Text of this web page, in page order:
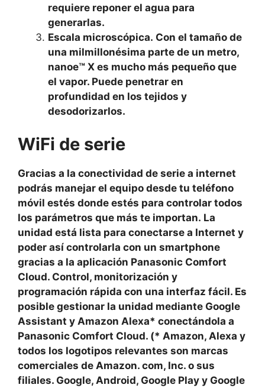
requiere reponer el agua para
generarlas.
Escala microscópica. Con el tamaño de
una milmillonésima parte de un metro,
nanoe™ X es mucho más pequeño que
el vapor. Puede penetrar en
profundidad en los tejidos y
desodorizarlos.
WiFi de serie
Gracias a la conectividad de serie a internet
podrás manejar el equipo desde tu teléfono
móvil estés donde estés para controlar todos
los parámetros que más te importan. La
unidad está lista para conectarse a Internet y
poder así controlarla con un smartphone
gracias a la aplicación Panasonic Comfort
Cloud. Control, monitorización y
programación rápida con una interfaz fácil. Es
posible gestionar la unidad mediante Google
Assistant y Amazon Alexa* conectándola a
Panasonic Comfort Cloud. (* Amazon, Alexa y
todos los logotipos relevantes son marcas
comerciales de Amazon. com, Inc. o sus
filiales. Google, Android, Google Play y Google